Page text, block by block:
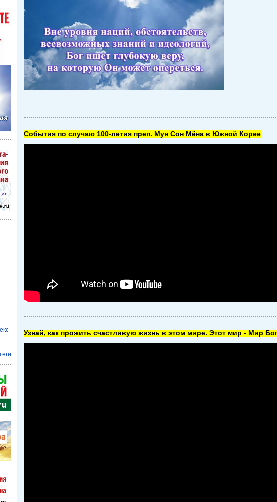
Cобытия по случаю 100-летия преп. Мун Сон Мёна в Южной Корее
Узнай, как прожить счастливую жизнь в этом мире. Этот мир - Мир